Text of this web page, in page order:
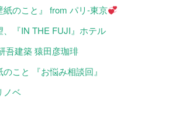
紙のこと』 from パリ-東京
、『IN THE FUJI』ホテル
吾建築 猿田彦珈琲
こと 『お悩み相談回』
ノベ